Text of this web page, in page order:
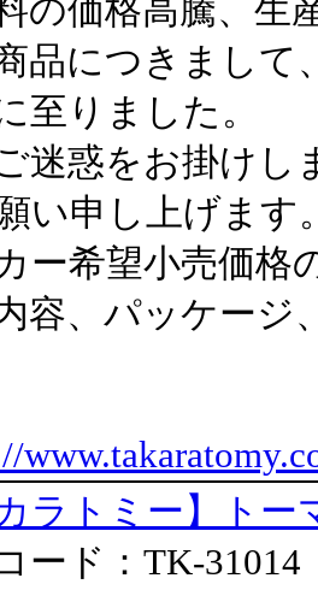
の価格高騰、生
品につきまして
至りました。
迷惑をお掛けし
い申し上げます
ー希望小売価格
容、パッケージ
カラトミー】ト
ード：TK-31014